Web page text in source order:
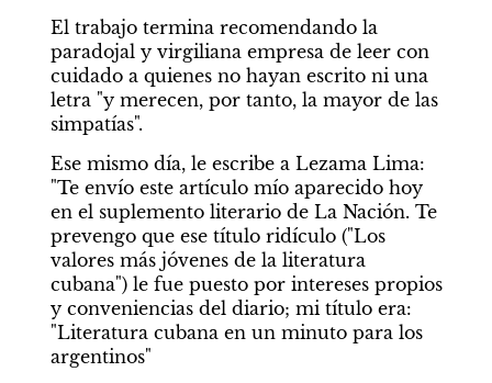
El trabajo termina recomendando la
paradojal y virgiliana empresa de leer con
cuidado a quienes no hayan escrito ni una
letra "y merecen, por tanto, la mayor de las
simpatías".
Ese mismo día, le escribe a Lezama Lima:
"Te envío este artículo mío aparecido hoy
en el suplemento literario de La Nación. Te
prevengo que ese título ridículo ("Los
valores más jóvenes de la literatura
cubana") le fue puesto por intereses propios
y conveniencias del diario; mi título era:
"Literatura cubana en un minuto para los
argentinos"